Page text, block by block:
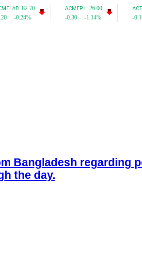
Bangladesh regarding
the day.